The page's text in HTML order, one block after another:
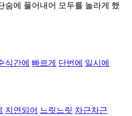
숨에 풀어내어 모두를 놀라게 했
식간에 빠르게 단번에 일시에
지연되어 느릿느릿 차근차근